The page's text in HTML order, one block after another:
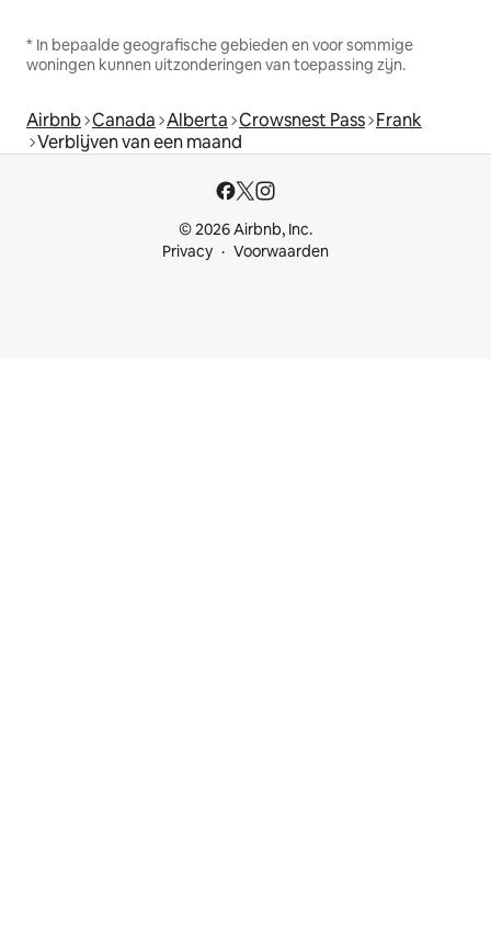
* In bepaalde geografische gebieden en voor sommige
woningen kunnen uitzonderingen van toepassing zijn.
Airbnb Canada Alberta Crowsnest Pass Frank
Verblijven van een maand
© 2026 Airbnb, Inc.
Privacy
Voorwaarden